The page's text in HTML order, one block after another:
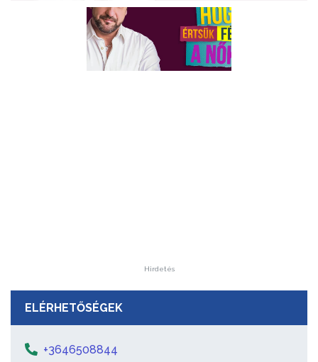
Hirdetés
ELÉRHETŐSÉGEK
+3646508844